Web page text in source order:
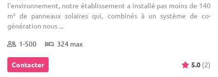
l'environnement, notre établissement a installé pas moins de 140
m² de panneaux solaires qui, combinés à un système de co-
génération nous ...
1-500 324 max
Contacter 5.0 (2)